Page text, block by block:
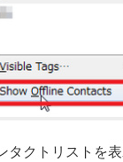
タクトリストを